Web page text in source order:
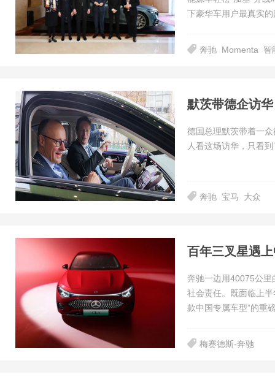
下豪华车用户最真实
奔驰 Momenta 智
默茨带德企访
德国总理默茨带着一
人看这场访华，只看
奔驰 宝马 大众
百年三叉星遇
奔驰一边用40075公里
社会责任。既面临上
款中国专属车型”的重
梅赛德斯-奔驰